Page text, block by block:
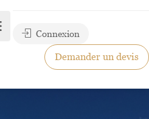
Connexion
Demander un devis